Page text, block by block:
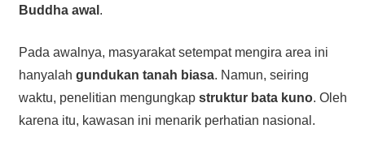
Buddha awal .
Pada awalnya, masyarakat setempat mengira area ini
hanyalah gundukan tanah biasa. Namun, seiring
waktu, penelitian mengungkap struktur bata kuno. Oleh
karena itu, kawasan ini menarik perhatian nasional.